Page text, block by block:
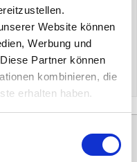
Website können
Werbung und
Partner können
kombinieren, die
erhalten haben.
Andere Ländern € 125,-